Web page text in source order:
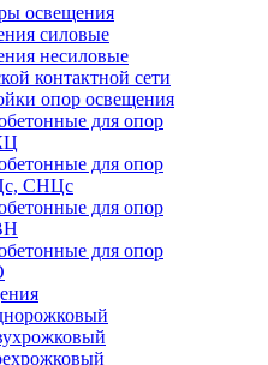
освещения
силовые
несиловые
контактной сети
опор освещения
для опор
для опор
СНЦс
для опор
для опор